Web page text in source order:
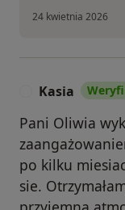
24 kwietnia 2026
Kasia
Pani Oliwia
po kilku
sie.